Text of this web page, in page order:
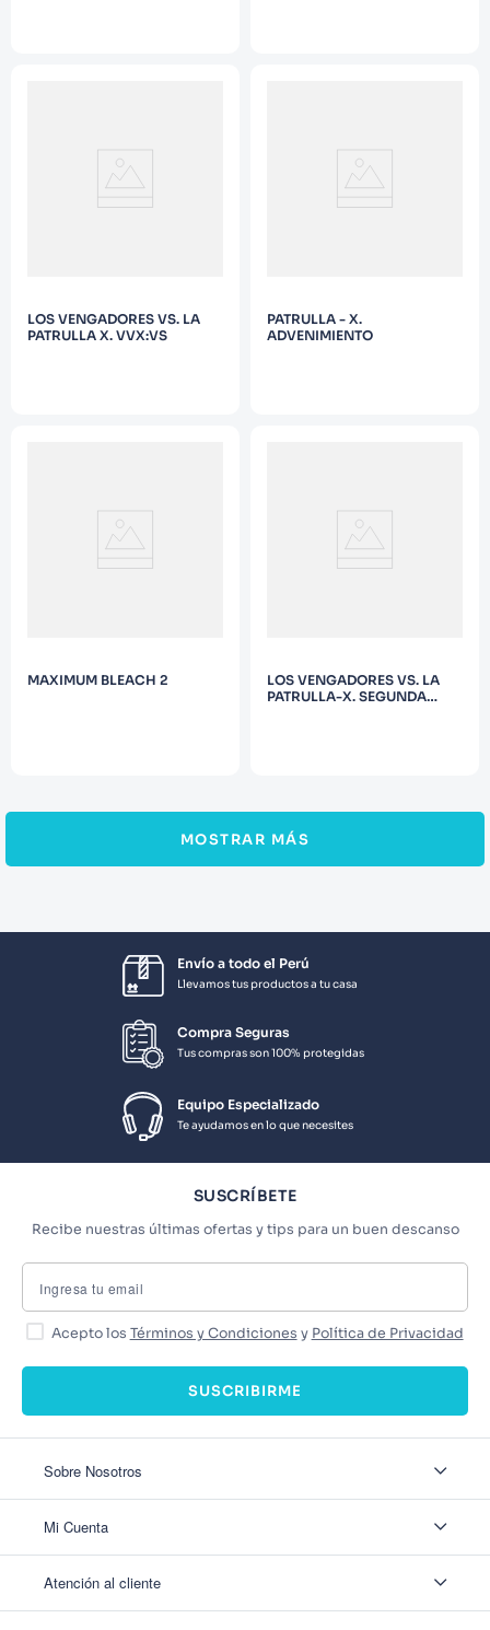
LOS VENGADORES VS. LA
PATRULLA X. VVX:VS
PATRULLA - X.
ADVENIMIENTO
MAXIMUM BLEACH 2
LOS VENGADORES VS. LA
PATRULLA-X. SEGUNDA
MOSTRAR MÁS
Envío a todo el Perú
Llevamos tus productos a tu casa
Compra Seguras
Tus compras son 100% protegidas
Equipo Especializado
Te ayudamos en lo que necesites
SUSCRÍBETE
Recibe nuestras últimas ofertas y tips para un buen descanso
Acepto los Términos y Condiciones y Política de Privacidad
SUSCRIBIRME
Sobre Nosotros
Nuestas tiendas
Mi Cuenta
Ver mis Pedidos
Atención al cliente